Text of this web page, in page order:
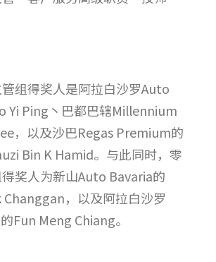
组得奖人是阿拉白沙罗Auto
Yi Ping丶巴都巴辖Millennium
，以及沙巴Regas Premium的
Bin K Hamid。与此同时，零
奖人为新山Auto Bavaria的
Changgan，以及阿拉白沙罗
Fun Meng Chiang。